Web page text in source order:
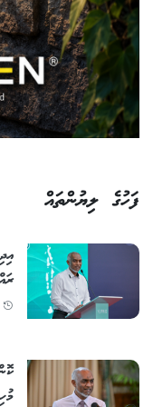
ފަހުގެ ލިޔުންތައް